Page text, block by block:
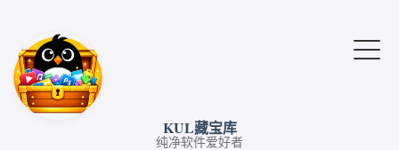
KUL藏宝库
纯净软件爱好者